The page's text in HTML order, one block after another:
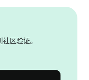
区验证。